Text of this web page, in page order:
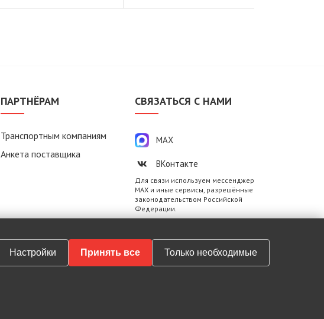
ПАРТНЁРАМ
Транспортным компаниям
Анкета поставщика
СВЯЗАТЬСЯ С НАМИ
MAX
ВКонтакте
Для связи используем мессенджер
MAX и иные сервисы, разрешённые
законодательством Российской
Федерации.
Настройки Принять все Только необходимые